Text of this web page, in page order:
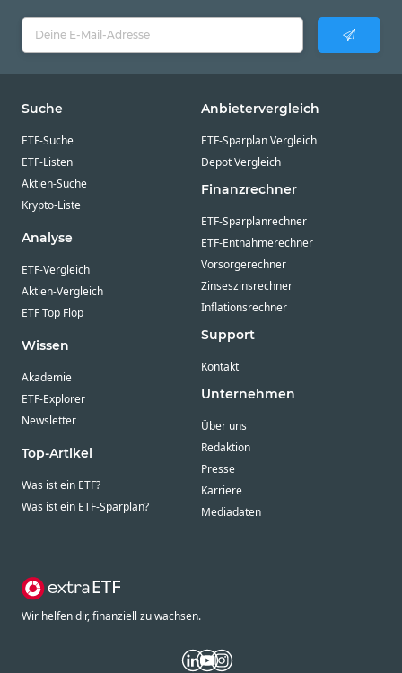
Suche
ETF-Suche
ETF-Listen
Aktien-Suche
Krypto-Liste
Analyse
ETF-Vergleich
Aktien-Vergleich
ETF Top Flop
Wissen
Akademie
ETF-Explorer
Newsletter
Top-Artikel
Was ist ein ETF?
Was ist ein ETF-Sparplan?
Anbietervergleich
ETF-Sparplan Vergleich
Depot Vergleich
Finanzrechner
ETF-Sparplanrechner
ETF-Entnahmerechner
Vorsorgerechner
Zinseszinsrechner
Inflationsrechner
Support
Kontakt
Unternehmen
Über uns
Redaktion
Presse
Karriere
Mediadaten
Wir helfen dir, finanziell zu wachsen.